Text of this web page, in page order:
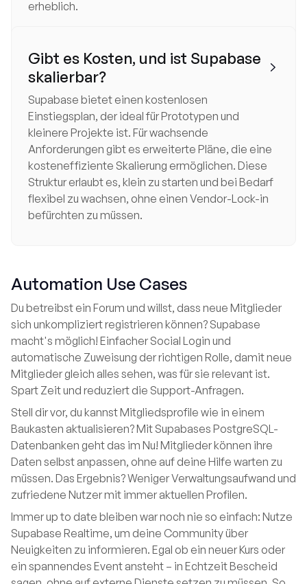
erheblich.
Gibt es Kosten, und ist Supabase
skalierbar?

Supabase bietet einen kostenlosen
Einstiegsplan, der ideal für Prototypen und
kleinere Projekte ist. Für wachsende
Anforderungen gibt es erweiterte Pläne, die eine
kosteneffiziente Skalierung ermöglichen. Diese
Struktur erlaubt es, klein zu starten und bei Bedarf
flexibel zu wachsen, ohne einen Vendor-Lock-in
befürchten zu müssen.
Automation Use Cases
Du betreibst ein Forum und willst, dass neue Mitglieder
sich unkompliziert registrieren können? Supabase
macht's möglich! Einfacher Social Login und
automatische Zuweisung der richtigen Rolle, damit neue
Mitglieder gleich alles sehen, was für sie relevant ist.
Spart Zeit und reduziert die Support-Anfragen.
Stell dir vor, du kannst Mitgliedsprofile wie in einem
Baukasten aktualisieren? Mit Supabases PostgreSQL-
Datenbanken geht das im Nu! Mitglieder können ihre
Daten selbst anpassen, ohne auf deine Hilfe warten zu
müssen. Das Ergebnis? Weniger Verwaltungsaufwand und
zufriedene Nutzer mit immer aktuellen Profilen.
Immer up to date bleiben war noch nie so einfach: Nutze
Supabase Realtime, um deine Community über
Neuigkeiten zu informieren. Egal ob ein neuer Kurs oder
ein spannendes Event ansteht – in Echtzeit Bescheid